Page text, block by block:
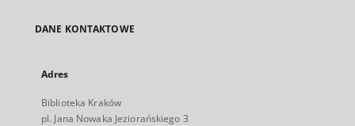
DANE KONTAKTOWE
Adres
Biblioteka Kraków
pl. Jana Nowaka Jeziorańskiego 3